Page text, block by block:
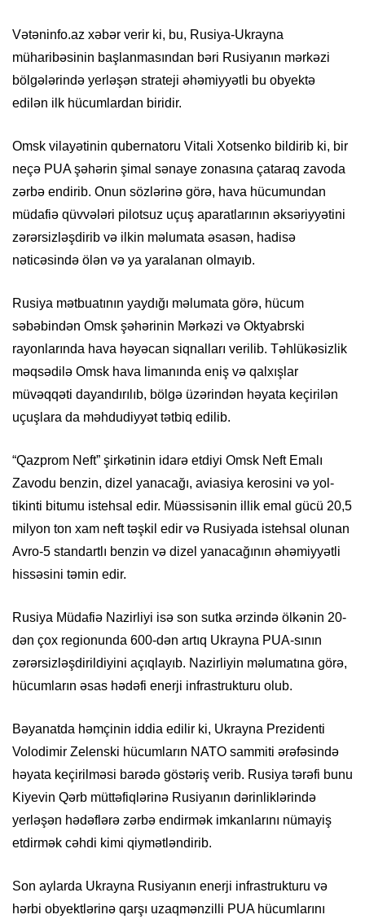
Vətəninfo.az xəbər verir ki, bu, Rusiya-Ukrayna
müharibəsinin başlanmasından bəri Rusiyanın mərkəzi
bölgələrində yerləşən strateji əhəmiyyətli bu obyektə
edilən ilk hücumlardan biridir.
Omsk vilayətinin qubernatoru Vitali Xotsenko bildirib ki, bir
neçə PUA şəhərin şimal sənaye zonasına çataraq zavoda
zərbə endirib. Onun sözlərinə görə, hava hücumundan
müdafiə qüvvələri pilotsuz uçuş aparatlarının əksəriyyətini
zərərsizləşdirib və ilkin məlumata əsasən, hadisə
nəticəsində ölən və ya yaralanan olmayıb.
Rusiya mətbuatının yaydığı məlumata görə, hücum
səbəbindən Omsk şəhərinin Mərkəzi və Oktyabrski
rayonlarında hava həyəcan siqnalları verilib. Təhlükəsizlik
məqsədilə Omsk hava limanında eniş və qalxışlar
müvəqqəti dayandırılıb, bölgə üzərindən həyata keçirilən
uçuşlara da məhdudiyyət tətbiq edilib.
“Qazprom Neft” şirkətinin idarə etdiyi Omsk Neft Emalı
Zavodu benzin, dizel yanacağı, aviasiya kerosini və yol-
tikinti bitumu istehsal edir. Müəssisənin illik emal gücü 20,5
milyon ton xam neft təşkil edir və Rusiyada istehsal olunan
Avro-5 standartlı benzin və dizel yanacağının əhəmiyyətli
hissəsini təmin edir.
Rusiya Müdafiə Nazirliyi isə son sutka ərzində ölkənin 20-
dən çox regionunda 600-dən artıq Ukrayna PUA-sının
zərərsizləşdirildiyini açıqlayıb. Nazirliyin məlumatına görə,
hücumların əsas hədəfi enerji infrastrukturu olub.
Bəyanatda həmçinin iddia edilir ki, Ukrayna Prezidenti
Volodimir Zelenski hücumların NATO sammiti ərəfəsində
həyata keçirilməsi barədə göstəriş verib. Rusiya tərəfi bunu
Kiyevin Qərb müttəfiqlərinə Rusiyanın dərinliklərində
yerləşən hədəflərə zərbə endirmək imkanlarını nümayiş
etdirmək cəhdi kimi qiymətləndirib.
Son aylarda Ukrayna Rusiyanın enerji infrastrukturu və
hərbi obyektlərinə qarşı uzaqmənzilli PUA hücumlarını